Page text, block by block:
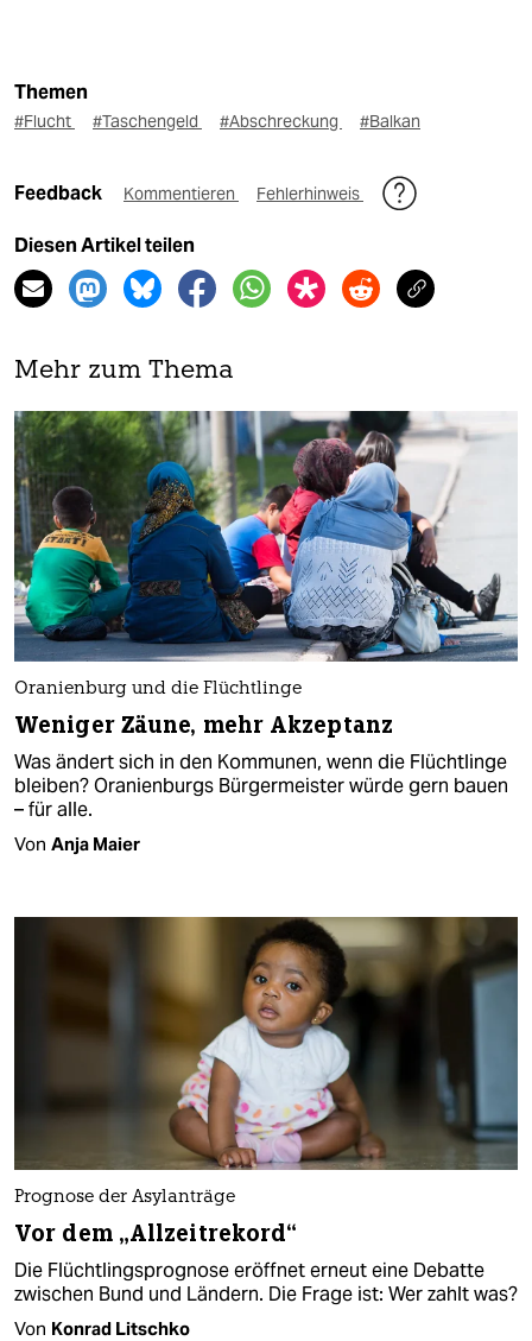
Themen
#Flucht #Taschengeld #Abschreckung #Balkan
Feedback Kommentieren Fehlerhinweis
Diesen Artikel teilen
Mehr zum Thema
Oranienburg und die Flüchtlinge
Weniger Zäune, mehr Akzeptanz
Was ändert sich in den Kommunen, wenn die Flüchtlinge
bleiben? Oranienburgs Bürgermeister würde gern bauen
– für alle.
Von Anja Maier
Prognose der Asylanträge
Vor dem „Allzeitrekord“
Die Flüchtlingsprognose eröffnet erneut eine Debatte
zwischen Bund und Ländern. Die Frage ist: Wer zahlt was?
Von Konrad Litschko